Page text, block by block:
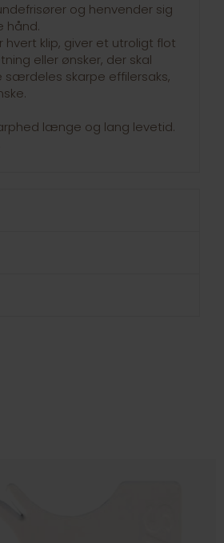
og henvender sig
hånd.
hvert klip, giver et utroligt flot
eller ønsker, der skal
skarpe effilersaks,
længe og lang levetid.